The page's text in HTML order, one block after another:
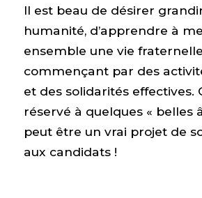
Il est beau de désirer
humanité, d’apprendre à
ensemble une vie
commençant par des
et des solidarités effectives.
réservé à quelques « belles
peut être un vrai projet de
aux candidats !